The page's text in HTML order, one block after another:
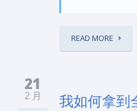
READ MORE
21
2 月 我如何拿到